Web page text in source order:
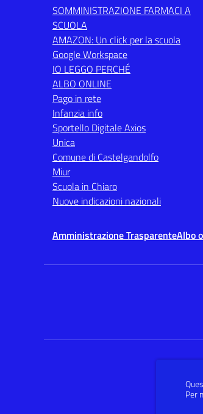
SOMMINISTRAZIONE FARMACI A
SCUOLA
AMAZON: Un click per la scuola
Google Workspace
IO LEGGO PERCHÉ
ALBO ONLINE
Pago in rete
Infanzia info
Sportello Digitale Axios
Unica
Comune di Castelgandolfo
Miur
Scuola in Chiaro
Nuove indicazioni nazionali
Amministrazione TrasparenteAlbo
Per